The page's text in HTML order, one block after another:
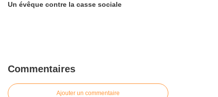
Un évêque contre la casse sociale
Commentaires
Ajouter un commentaire